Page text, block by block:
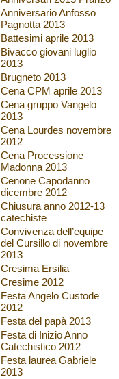
Anniversario Anfosso
Pagnotta 2013
Battesimi aprile 2013
Bivacco giovani luglio
2013
Brugneto 2013
Cena CPM aprile 2013
Cena gruppo Vangelo
2013
Cena Lourdes novembre
2012
Cena Processione
Madonna 2013
Cenone Capodanno
dicembre 2012
Chiusura anno 2012-13
catechiste
Convivenza dell’equipe
del Cursillo di novembre
2013
Cresima Ersilia
Cresime 2012
Festa Angelo Custode
2012
Festa del papà 2013
Festa di Inizio Anno
Catechistico 2012
Festa laurea Gabriele
2013